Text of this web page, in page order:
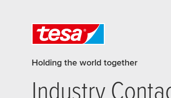
Holding the world together
Industry